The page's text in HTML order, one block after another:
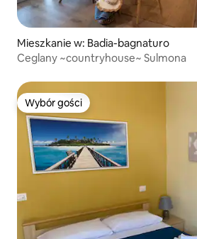
Mieszkanie w: Badia-bagnaturo
Ceglany ~countryhouse~ Sulmona
Wybór gości
Wybór gości